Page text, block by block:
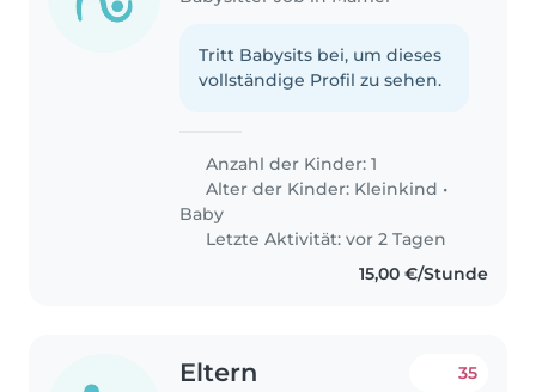
Tritt Babysits bei, um dieses
vollständige Profil zu sehen.
Anzahl der Kinder: 1
Alter der Kinder: Kleinkind •
Baby
Letzte Aktivität: vor 2 Tagen
15,00 €/Stunde
Eltern 35